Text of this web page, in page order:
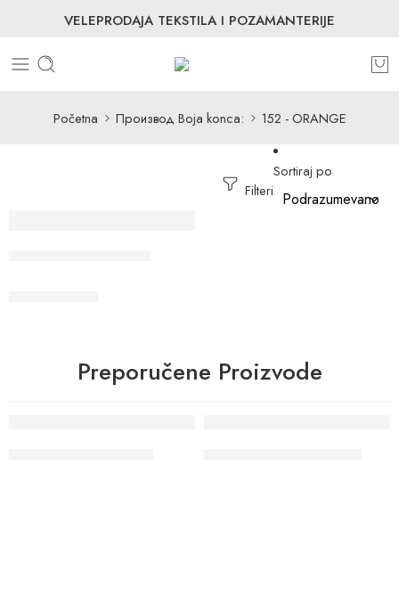
VELEPRODAJA TEKSTILA I POZAMANTERIJE
Početna Производ Boja konca: 152 - ORANGE
Filteri
Sortiraj po
Preporučene Proizvode